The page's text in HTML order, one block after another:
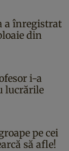
a înregistrat
din
i-a
lucrările
pe cei
să afle!